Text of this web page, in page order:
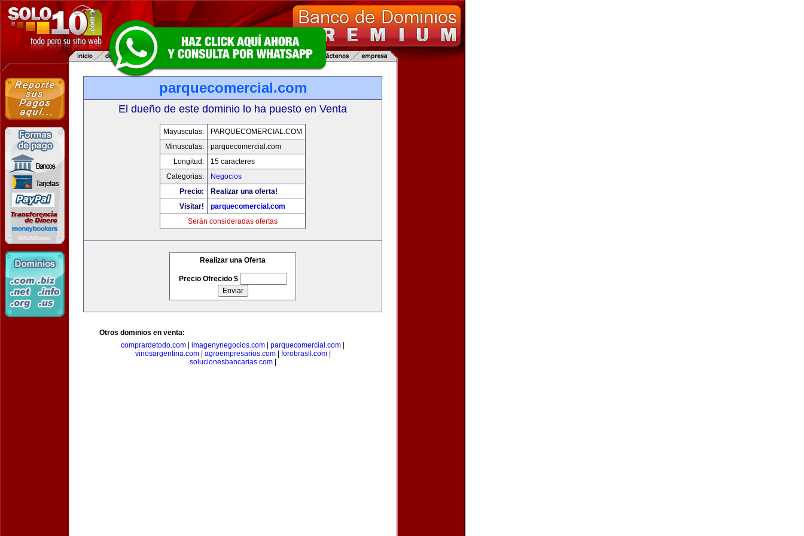
parquecomercial.com
El dueño de este dominio lo ha puesto en Venta
Mayusculas:
PARQUECOMERCIAL.COM
Minusculas:
parquecomercial.com
Longitud:
15 caracteres
Categorias:
Negocios
Precio:
Realizar una oferta!
Visitar!
parquecomercial.com
Serán consideradas ofertas
Realizar una Oferta
Precio Ofrecido $
Otros dominios en venta:
comprardetodo.com
imagenynegocios.com parquecomercial.com
vinosargentina.com| agroempresarios.com| forobrasil.com|
solucionesbancarias.com|